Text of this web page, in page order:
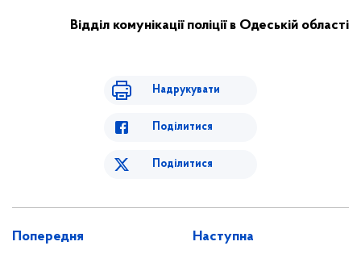
Відділ комунікації поліції в Одеській області
Надрукувати
Поділитися
Поділитися
Попередня Наступна